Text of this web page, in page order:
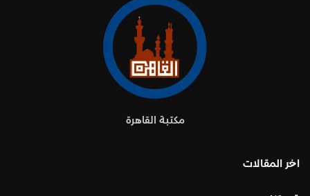
مكتبة القاهرة
اخر المقالات